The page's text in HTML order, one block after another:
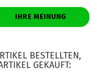
IHRE MEINUNG
BESTELLTEN,
GEKAUFT: